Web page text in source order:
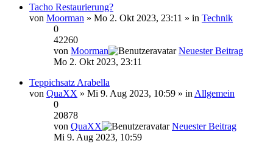
Tacho Restaurierung?
von Moorman » Mo 2. Okt 2023, 23:11 » in Technik
0
42260
von Moorman
Neuester Beitrag
Mo 2. Okt 2023, 23:11
Teppichsatz Arabella
von QuaXX » Mi 9. Aug 2023, 10:59 » in Allgemein
0
20878
von QuaXX
Neuester Beitrag
Mi 9. Aug 2023, 10:59